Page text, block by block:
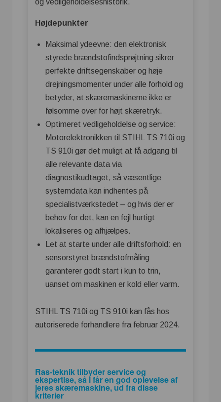
Højdepunkter
Maksimal ydeevne: den elektronisk
styrede brændstofindsprøjtning sikrer
perfekte driftsegenskaber og høje
drejningsmomenter under alle forhold og
betyder, at skæremaskinerne ikke er
følsomme over for højt skæretryk.
Optimeret vedligeholdelse og service:
Motorelektronikken til STIHL TS 710i og
TS 910i gør det muligt at få adgang til
alle relevante data via
diagnostikudtaget, så væsentlige
systemdata kan indhentes på
specialistværkstedet – og hvis der er
behov for det, kan en fejl hurtigt
lokaliseres og afhjælpes.
Let at starte under alle driftsforhold: en
sensorstyret brændstofmåling
garanterer godt start i kun to trin,
uanset om maskinen er kold eller varm.
STIHL TS 710i og TS 910i kan fås hos
autoriserede forhandlere fra februar 2024.
Ras-teknik tilbyder service og
ekspertise, så i får en god oplevelse af
jeres skæremaskine, ud fra disse
kriterier